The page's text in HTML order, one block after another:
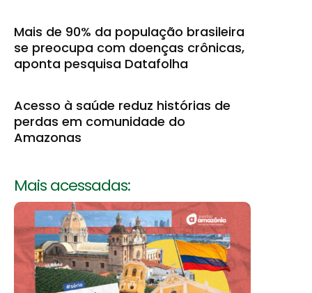
Mais de 90% da população brasileira
se preocupa com doenças crônicas,
aponta pesquisa Datafolha
Acesso à saúde reduz histórias de
perdas em comunidade do
Amazonas
Mais acessadas: